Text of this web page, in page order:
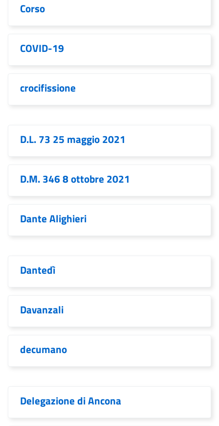
Corso
COVID-19
crocifissione
D.L. 73 25 maggio 2021
D.M. 346 8 ottobre 2021
Dante Alighieri
Dantedì
Davanzali
decumano
Delegazione di Ancona